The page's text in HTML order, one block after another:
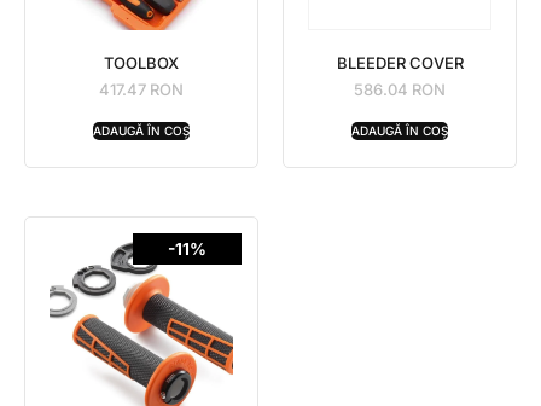
TOOLBOX
417.47 RON
ADAUGĂ ÎN COȘ
BLEEDER COVER
586.04 RON
ADAUGĂ ÎN COȘ
-11%